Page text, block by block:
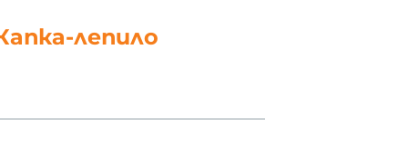
5. полски